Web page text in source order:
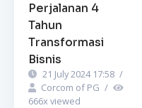
Perjalanan 4
Tahun
Transformasi
Bisnis
21 July 2024 17:58 /
Corcom of PG /
666x viewed